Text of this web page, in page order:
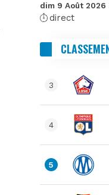
dim 9 Août 2026
direct
3
4
5